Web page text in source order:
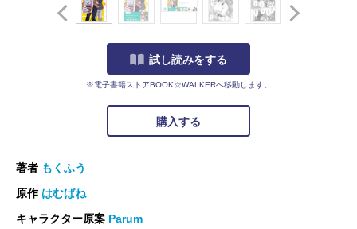
試し読みをする
※電子書籍ストアBOOK☆WALKERへ移動します。
購入する
著者 もくふう
原作 はむばね
キャラクター原案 Parum